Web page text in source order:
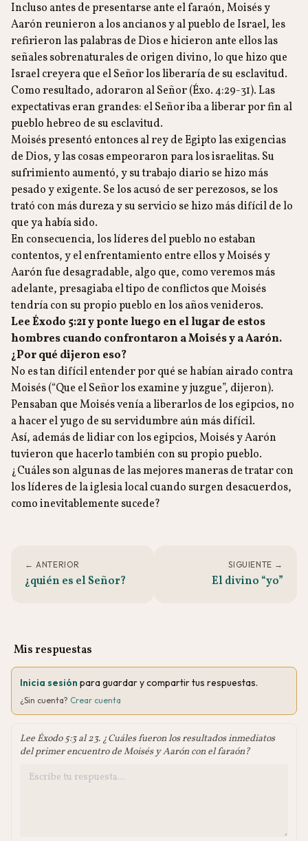
Incluso antes de presentarse ante el faraón, Moisés y
Aarón reunieron a los ancianos y al pueblo de Israel, les
refirieron las palabras de Dios e hicieron ante ellos las
señales sobrenaturales de origen divino, lo que hizo que
Israel creyera que el Señor los liberaría de su esclavitud.
Como resultado, adoraron al Señor (Éxo. 4:29-31). Las
expectativas eran grandes: el Señor iba a liberar por fin al
pueblo hebreo de su esclavitud.
Moisés presentó entonces al rey de Egipto las exigencias
de Dios, y las cosas empeoraron para los israelitas. Su
sufrimiento aumentó, y su trabajo diario se hizo más
pesado y exigente. Se los acusó de ser perezosos, se los
trató con más dureza y su servicio se hizo más difícil de lo
que ya había sido.
En consecuencia, los líderes del pueblo no estaban
contentos, y el enfrentamiento entre ellos y Moisés y
Aarón fue desagradable, algo que, como veremos más
adelante, presagiaba el tipo de conflictos que Moisés
tendría con su propio pueblo en los años venideros.
Lee Éxodo 5:21 y ponte luego en el lugar de estos
hombres cuando confrontaron a Moisés y a Aarón.
¿Por qué dijeron eso?
No es tan difícil entender por qué se habían airado contra
Moisés (“Que el Señor los examine y juzgue”, dijeron).
Pensaban que Moisés venía a liberarlos de los egipcios, no
a hacer el yugo de su servidumbre aún más difícil.
Así, además de lidiar con los egipcios, Moisés y Aarón
tuvieron que hacerlo también con su propio pueblo.
¿Cuáles son algunas de las mejores maneras de tratar con
los líderes de la iglesia local cuando surgen desacuerdos,
como inevitablemente sucede?
← ANTERIOR
¿quién es el Señor?
SIGUIENTE →
El divino “yo”
Mis respuestas
Inicia sesión para guardar y compartir tus respuestas.
¿Sin cuenta? Crear cuenta
Lee Éxodo 5:3 al 23. ¿Cuáles fueron los resultados inmediatos
del primer encuentro de Moisés y Aarón con el faraón?